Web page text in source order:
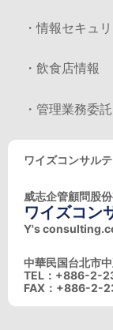
・情報セキュ
・飲食店情報
・管理業務委託
ワイズコンサル
威志企管顧問股
ワイズコン
Y's
中華民国台北市
TEL：+886-2-
FAX：+886-2-